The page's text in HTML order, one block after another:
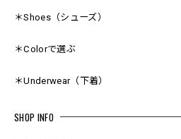
＊Shoes（シューズ）
＊Colorで選ぶ
＊Underwear（下着）
SHOP INFO